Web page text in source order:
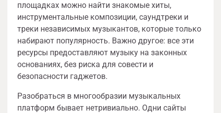
площадках можно найти знакомые хиты,
инструментальные композиции, саундтреки и
треки независимых музыкантов, которые только
набирают популярность. Важно другое: все эти
ресурсы предоставляют музыку на законных
основаниях, без риска для совести и
безопасности гаджетов.
Разобраться в многообразии музыкальных
платформ бывает нетривиально. Одни сайты